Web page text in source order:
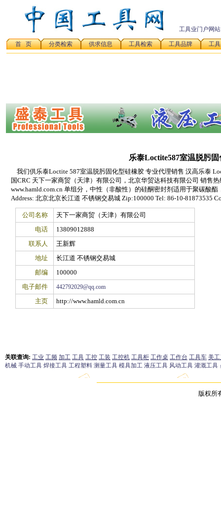
工具业门户网站
首 页 分类检索 供求信息 工具检索 工具品牌 工
乐泰Loctite587室温脱肟
我们供乐泰Loctite 587室温脱肟固化型硅橡胶 专业代理销售 汉高乐泰
国CRC 天下一家商贸（天津）有限公司，北京华贸达科技有限公司 销售
www.hamld.com.cn 单组分，中性（非酸性）的硅酮密封剂适用于聚碳酸
Address: 北京北京长江道 不锈钢交易城 Zip:100000 Tel: 86-10-81873535
公司名称
天下一家商贸（天津）有限公司
电话
13809012888
联系人
王新辉
地址
长江道 不锈钢交易城
邮编
100000
电子邮件
442792029@qq.com
主页 http://www.hamld.com.cn
版权所